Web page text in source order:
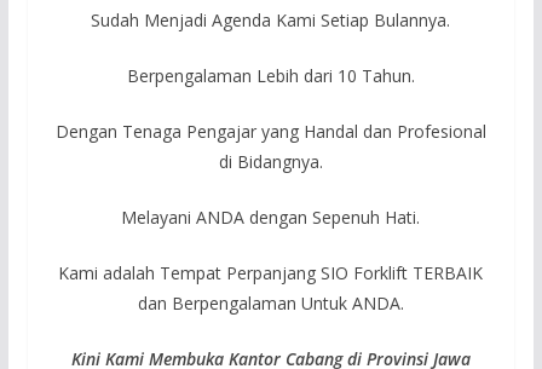
Sudah Menjadi Agenda Kami Setiap Bulannya.
Berpengalaman Lebih dari 10 Tahun.
Dengan Tenaga Pengajar yang Handal dan Profesional
di Bidangnya.
Melayani ANDA dengan Sepenuh Hati.
Kami adalah Tempat Perpanjang SIO Forklift TERBAIK
dan Berpengalaman Untuk ANDA.
Kini Kami Membuka Kantor Cabang di Provinsi Jawa